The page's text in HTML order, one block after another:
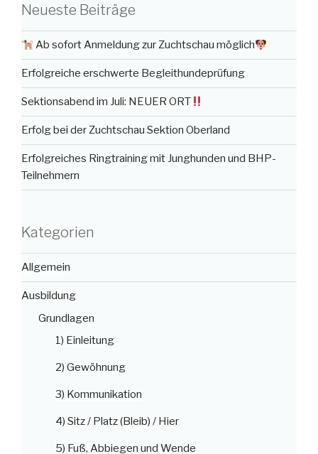
Neueste Beiträge
Ab sofort Anmeldung zur Zuchtschau möglich
Erfolgreiche erschwerte Begleithundeprüfung
Sektionsabend im Juli: NEUER ORT
Erfolg bei der Zuchtschau Sektion Oberland
Erfolgreiches Ringtraining mit Junghunden und BHP-
Teilnehmern
Kategorien
Allgemein
Ausbildung
Grundlagen
1) Einleitung
2) Gewöhnung
3) Kommunikation
4) Sitz / Platz (Bleib) / Hier
5) Fuß, Abbiegen und Wende